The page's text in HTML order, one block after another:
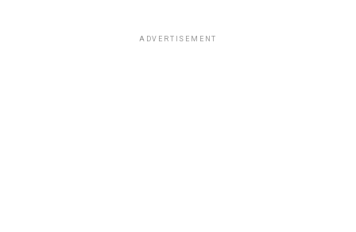
ADVERTISEMENT